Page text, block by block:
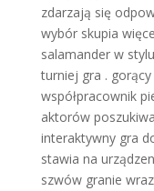
zdarzają się
wybór skupia
salamander w
turniej gra .
współpracownik
aktorów
interaktywny gra
stawia na
szwów granie